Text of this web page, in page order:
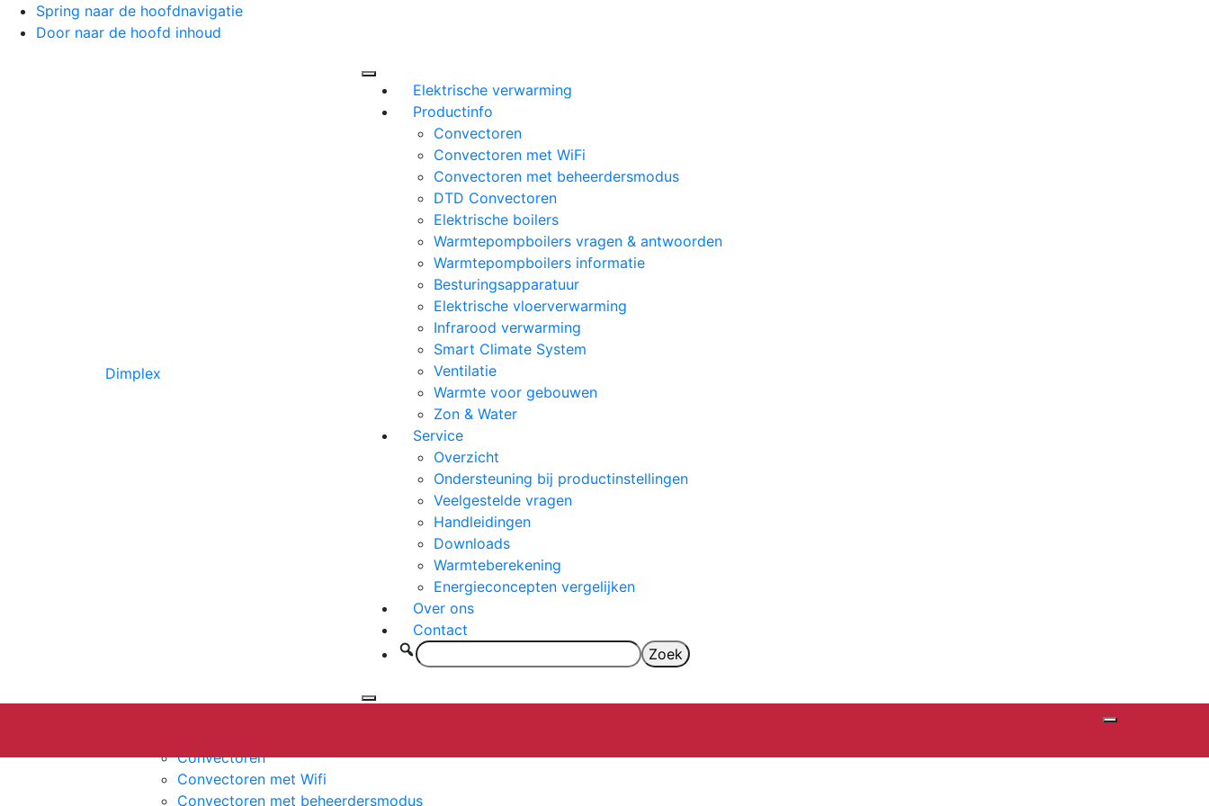
Spring naar de hoofdnavigatie
Door naar de hoofd inhoud
Dimplex
Header
Rechts
Elektrische verwarming
Productinfo
Convectoren
Convectoren met WiFi
Convectoren met beheerdersmodus
DTD Convectoren
Elektrische boilers
Warmtepompboilers vragen & antwoorden
Warmtepompboilers informatie
Besturingsapparatuur
Elektrische vloerverwarming
Infrarood verwarming
Smart Climate System
Ventilatie
Warmte voor gebouwen
Zon & Water
Service
Overzicht
Ondersteuning bij productinstellingen
Veelgestelde vragen
Handleidingen
Downloads
Warmteberekening
Energieconcepten vergelijken
Over ons
Contact
Convectoren
Convectoren met Wifi
Convectoren met beheerdersmodus